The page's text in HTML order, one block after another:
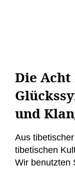
Die
und
Aus
tibetischen
Wir benutzten